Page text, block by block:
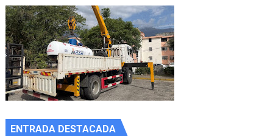
ENTRADA DESTACADA